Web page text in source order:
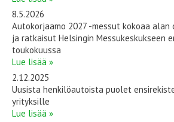
8.5.2026
Autokorjaamo 2027 -messut kokoaa alan
ja ratkaisut Helsingin Messukeskukseen
toukokuussa
Lue lisää »
2.12.2025
Uusista henkilöautoista puolet
yrityksille
Lue lisää »